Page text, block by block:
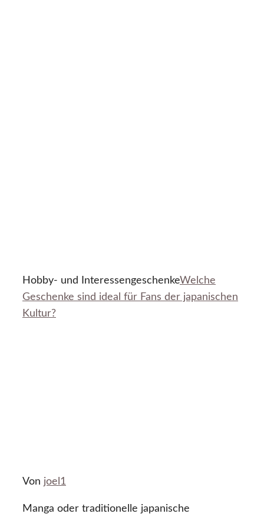
Hobby- und InteressengeschenkeWelche
Geschenke sind ideal für Fans der japanischen
Kultur?
Von joel1
Manga oder traditionelle japanische